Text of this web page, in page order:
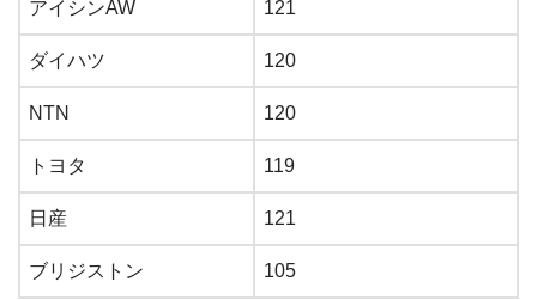
アイシンAW 121
ダイハツ 120
NTN 120
トヨタ 119
日産 121
ブリジストン 105